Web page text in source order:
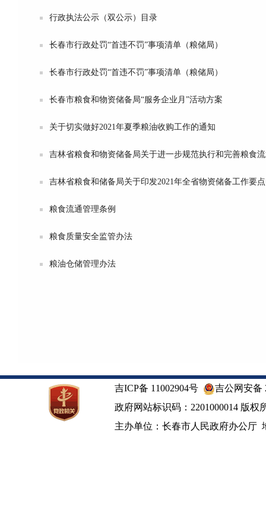
行政执法公示（双公示）目录
长春市行政处罚“首违不罚”事项清单（粮储局）
长春市行政处罚“首违不罚”事项清单（粮储局）
长春市粮食和物资储备局“服务企业月”活动方案
关于切实做好2021年夏季粮油收购工作的通知
吉林省粮食和物资储备局关于进一步规范执行和完善粮食
吉林省粮食和储备局关于印发2021年全省物资储备工作要
粮食流通管理条例
粮食质量安全监管办法
粮油仓储管理办法